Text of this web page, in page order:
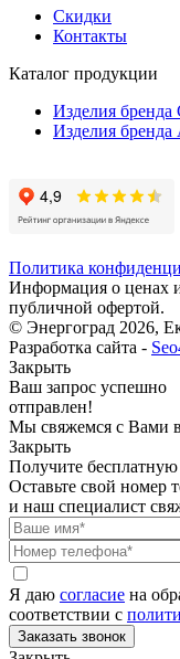
Скидки
Контакты
Каталог продукции
Изделия бренда
Изделия бренда
Политика
Информация о ценах
публичной офертой.
© Энергоград 2026,
Разработка сайта -
Закрыть
Ваш запрос успешно
отправлен!
Мы свяжемся с Вами
Закрыть
Получите
Оставьте свой номер
и наш специалист
Я даю согласие на
соответствии с